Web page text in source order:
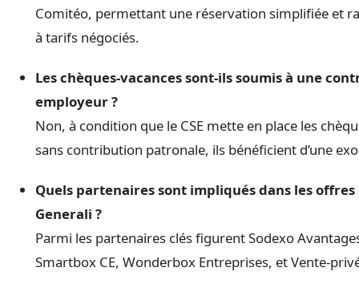
Comitéo, permettant une réservation simplifiée et
à tarifs négociés.
Les chèques-vacances sont-ils soumis à une
employeur ?
Non, à condition que le CSE mette en place les
sans contribution patronale, ils bénéficient d’une
Quels partenaires sont impliqués dans les offres
Generali ?
Parmi les partenaires clés figurent Sodexo
Smartbox CE, Wonderbox Entreprises, et Vente-